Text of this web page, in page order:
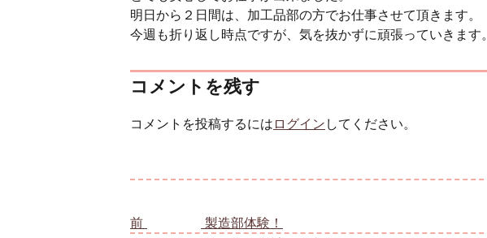
明日から２日間は、加工品部の方でお仕事させて頂きます。
今週も折り返し時点ですが、気を抜かずに頑張っていきます。
コメントを残す
コメントを投稿するには ログイン してください。
前
製造部体験！